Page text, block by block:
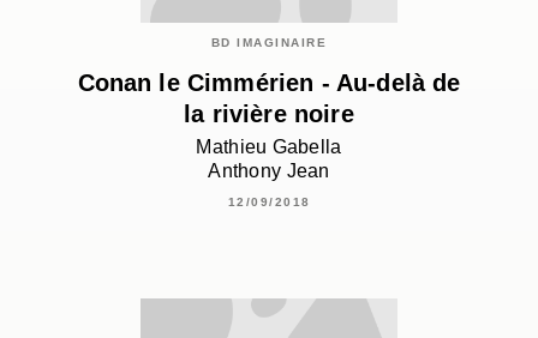
BD IMAGINAIRE
Conan le Cimmérien - Au-delà de
la rivière noire
Mathieu Gabella
Anthony Jean
12/09/2018